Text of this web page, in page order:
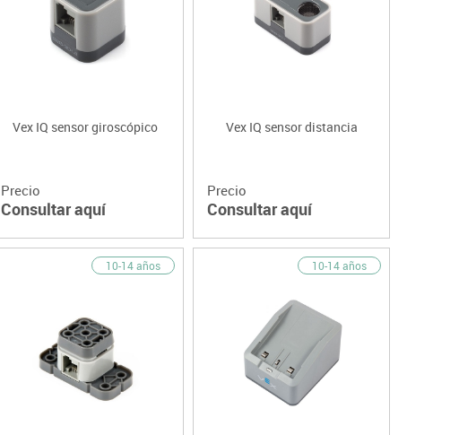
Vex IQ sensor giroscópico
Precio
Consultar aquí
Vex IQ sensor distancia
Precio
Consultar aquí
10-14 años 10-14 años